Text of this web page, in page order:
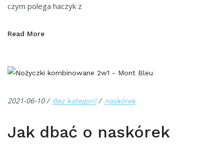
czym polega haczyk z
Read More
2021-06-10 Bez kategorii naskórek
Jak dbać o naskórek